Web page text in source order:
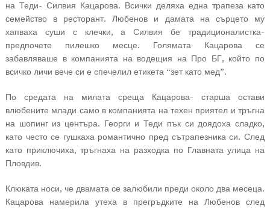
на Теди- Силвия Кацарова. Всички деляха една трапеза като
семейство в ресторант. Любенов и дамата на сърцето му
хапваха суши с клечки, а Силвия бе традиционалистка-
предпочете пилешко месце. Голямата Кацарова се
забавляваше в компанията на водещия на Про БГ, който по
всичко личи вече си е спечелил етикета “зет като мед”.
По средата на милата среща Кацарова- старша остави
влюбените млади само в компанията на техен приятел и тръгна
на шопинг из центъра. Георги и Теди пък си доядоха сладко,
като често се гушкаха романтично пред сътрапезника си. След
като приключиха, тръгнаха на разходка по Главната улица на
Пловдив.
Клюката носи, че двамата се залюбили преди около два месеца.
Кацарова намерила утеха в прегръдките на Любенов след